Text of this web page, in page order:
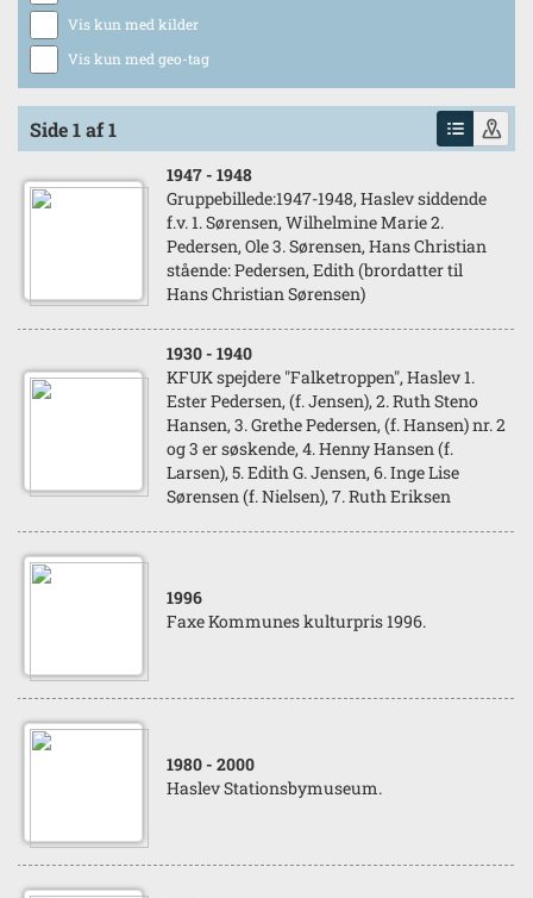
Vis kun med kilder
Vis kun med geo-tag
Side 1 af 1
1947 - 1948
Gruppebillede:1947-1948, Haslev siddende
f.v. 1. Sørensen, Wilhelmine Marie 2.
Pedersen, Ole 3. Sørensen, Hans Christian
stående: Pedersen, Edith (brordatter til
Hans Christian Sørensen)
1930 - 1940
KFUK spejdere "Falketroppen", Haslev 1.
Ester Pedersen, (f. Jensen), 2. Ruth Steno
Hansen, 3. Grethe Pedersen, (f. Hansen) nr. 2
og 3 er søskende, 4. Henny Hansen (f.
Larsen), 5. Edith G. Jensen, 6. Inge Lise
Sørensen (f. Nielsen), 7. Ruth Eriksen
1996
Faxe Kommunes kulturpris 1996.
1980 - 2000
Haslev Stationsbymuseum.